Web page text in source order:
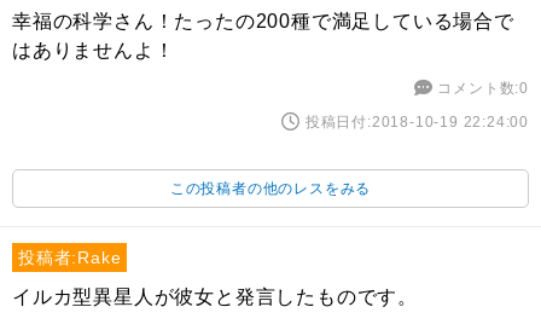
幸福の科学さん！たったの200種で満足している場合で
はありませんよ！
コメント数:0
投稿日付:2018-10-19 22:24:00
この投稿者の他のレスをみる
投稿者:Rake
イルカ型異星人が彼女と発言したものです。